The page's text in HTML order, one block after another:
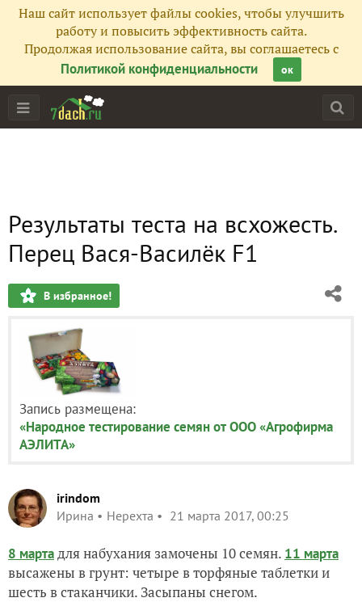
Наш сайт использует файлы cookies, чтобы улучшить
работу и повысить эффективность сайта.
Продолжая использование сайта, вы соглашаетесь с
Политикой конфиденциальности
ок
Результаты теста на всхожесть.
Перец Вася-Василёк F1
В избранное!
Запись размещена:
«Народное тестирование семян от ООО «Агрофирма
АЭЛИТА»
irindom
Ирина
Нерехта 21 марта 2017, 00:25
8 мартадля набухания замочены 10 семян. 11 марта
высажены в грунт: четыре в торфяные таблетки и
шесть в стаканчики. Засыпаны снегом.